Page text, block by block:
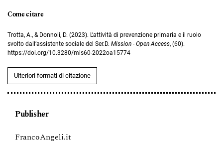
Come citare
Trotta, A., & Donnoli, D. (2023). L’attività di prevenzione primaria e il ruolo
svolto dall’assistente sociale del Ser.D. Mission - Open Access, (60).
https://doi.org/10.3280/mis60-2022oa15774
Ulteriori formati di citazione
Publisher
FrancoAngeli.it